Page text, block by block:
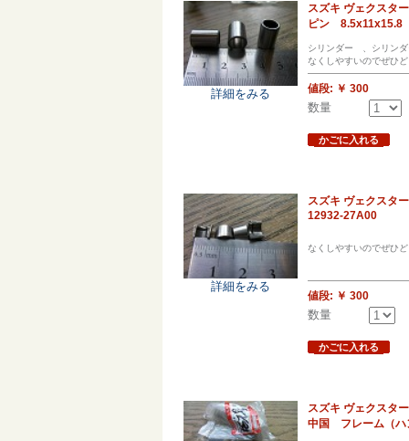
詳細をみる
スズキ ヴェクス
ピン 8.5x11x15.8
シリンダー 、シリン
なくしやすいのでぜひ
値段: ￥ 300
数量
かごに入れる
詳細をみる
スズキ ヴェクス
12932-27A00
なくしやすいのでぜひ
値段: ￥ 300
数量
かごに入れる
スズキ ヴェクス
中国 フレーム（ハ